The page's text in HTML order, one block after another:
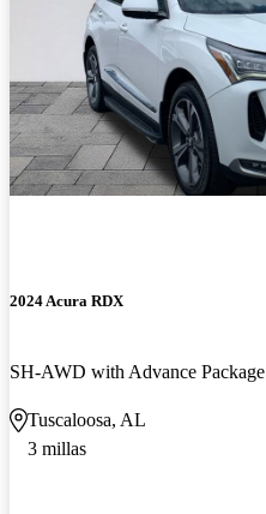
2024 Acura RDX
SH-AWD with Advance Package
Tuscaloosa, AL
3 millas